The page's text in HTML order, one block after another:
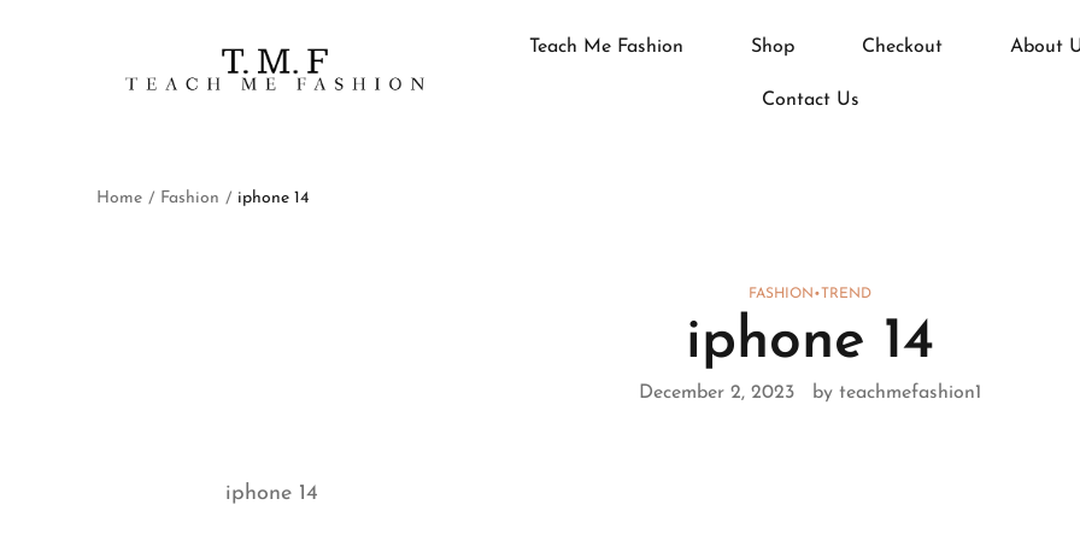
Teach Me Fashion Shop Checkout About
Contact Us
Home / Fashion / iphone 14
FASHION •TREND
iphone 14
December 2, 2023 by teachmefashion1
iphone 14